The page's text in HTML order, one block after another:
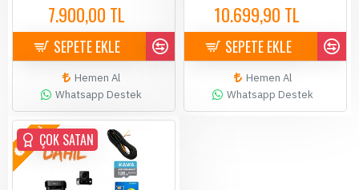
7.900,00 TL
SEPETE EKLE
Hemen Al
Whatsapp Destek
10.699,90 TL
SEPETE EKLE
Hemen Al
Whatsapp Destek
YENİÇOK SATAN